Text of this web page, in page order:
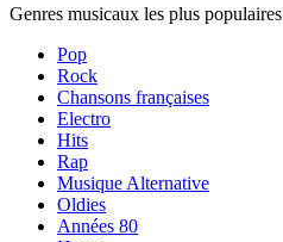
Genres musicaux les plus populaires
Pop
Rock
Chansons françaises
Electro
Hits
Rap
Musique Alternative
Oldies
Années 80